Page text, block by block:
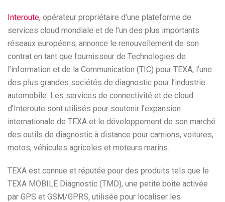
Interoute, opérateur propriétaire d’une plateforme de
services cloud mondiale et de l’un des plus importants
réseaux européens, annonce le renouvellement de son
contrat en tant que fournisseur de Technologies de
l’information et de la Communication (TIC) pour TEXA, l’une
des plus grandes sociétés de diagnostic pour l’industrie
automobile. Les services de connectivité et de cloud
d’Interoute sont utilisés pour soutenir l’expansion
internationale de TEXA et le développement de son marché
des outils de diagnostic à distance pour camions, voitures,
motos, véhicules agricoles et moteurs marins.
TEXA est connue et réputée pour des produits tels que le
TEXA MOBILE Diagnostic (TMD), une petite boîte activée
par GPS et GSM/GPRS, utilisée pour localiser les